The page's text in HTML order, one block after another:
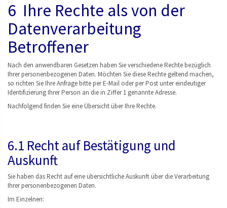
6 Ihre Rechte als von der
Datenverarbeitung
Betroffener
Nach den anwendbaren Gesetzen haben Sie verschiedene Rechte bezüglich
Ihrer personenbezogenen Daten. Möchten Sie diese Rechte geltend machen,
so richten Sie Ihre Anfrage bitte per E-Mail oder per Post unter eindeutiger
Identifizierung Ihrer Person an die in Ziffer 1 genannte Adresse.
Nachfolgend finden Sie eine Übersicht über Ihre Rechte.
6.1 Recht auf Bestätigung und
Auskunft
Sie haben das Recht auf eine übersichtliche Auskunft über die Verarbeitung
Ihrer personenbezogenen Daten.
Im Einzelnen: